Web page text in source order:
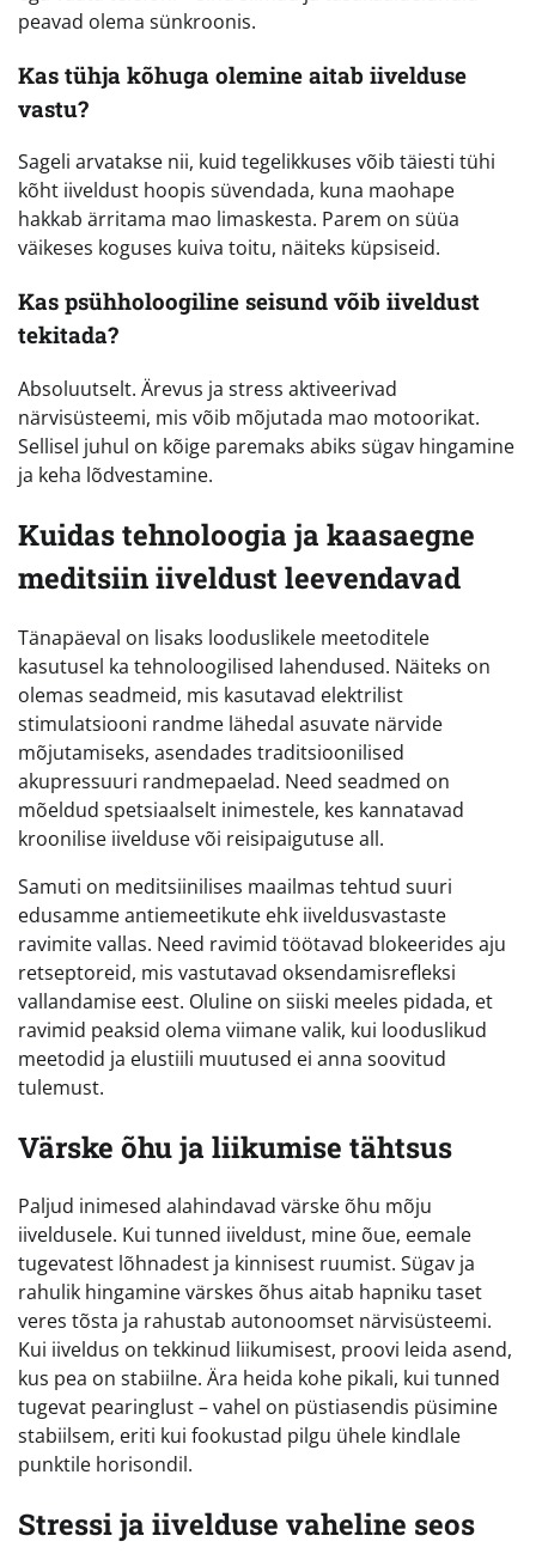
peavad olema sünkroonis.
Kas tühja kõhuga olemine aitab iivelduse
vastu?
Sageli arvatakse nii, kuid tegelikkuses võib täiesti tühi
kõht iiveldust hoopis süvendada, kuna maohape
hakkab ärritama mao limaskesta. Parem on süüa
väikeses koguses kuiva toitu, näiteks küpsiseid.
Kas psühholoogiline seisund võib iiveldust
tekitada?
Absoluutselt. Ärevus ja stress aktiveerivad
närvisüsteemi, mis võib mõjutada mao motoorikat.
Sellisel juhul on kõige paremaks abiks sügav hingamine
ja keha lõdvestamine.
Kuidas tehnoloogia ja kaasaegne
meditsiin iiveldust leevendavad
Tänapäeval on lisaks looduslikele meetoditele
kasutusel ka tehnoloogilised lahendused. Näiteks on
olemas seadmeid, mis kasutavad elektrilist
stimulatsiooni randme lähedal asuvate närvide
mõjutamiseks, asendades traditsioonilised
akupressuuri randmepaelad. Need seadmed on
mõeldud spetsiaalselt inimestele, kes kannatavad
kroonilise iivelduse või reisipaigutuse all.
Samuti on meditsiinilises maailmas tehtud suuri
edusamme antiemeetikute ehk iiveldusvastaste
ravimite vallas. Need ravimid töötavad blokeerides aju
retseptoreid, mis vastutavad oksendamisrefleksi
vallandamise eest. Oluline on siiski meeles pidada, et
ravimid peaksid olema viimane valik, kui looduslikud
meetodid ja elustiili muutused ei anna soovitud
tulemust.
Värske õhu ja liikumise tähtsus
Paljud inimesed alahindavad värske õhu mõju
iiveldusele. Kui tunned iiveldust, mine õue, eemale
tugevatest lõhnadest ja kinnisest ruumist. Sügav ja
rahulik hingamine värskes õhus aitab hapniku taset
veres tõsta ja rahustab autonoomset närvisüsteemi.
Kui iiveldus on tekkinud liikumisest, proovi leida asend,
kus pea on stabiilne. Ära heida kohe pikali, kui tunned
tugevat pearinglust – vahel on püstiasendis püsimine
stabiilsem, eriti kui fookustad pilgu ühele kindlale
punktile horisondil.
Stressi ja iivelduse vaheline seos